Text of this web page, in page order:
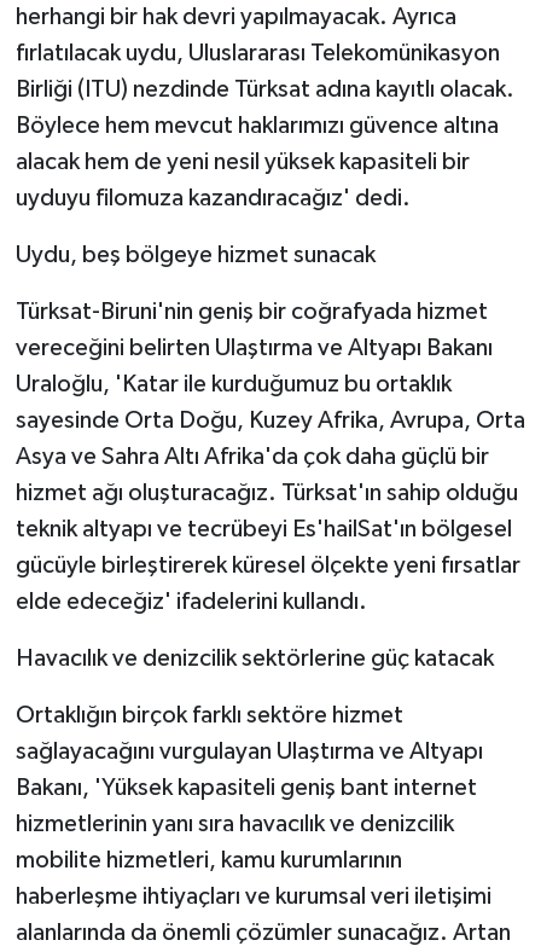
herhangi bir hak devri yapılmayacak. Ayrıca
fırlatılacak uydu, Uluslararası Telekomünikasyon
Birliği (ITU) nezdinde Türksat adına kayıtlı olacak.
Böylece hem mevcut haklarımızı güvence altına
alacak hem de yeni nesil yüksek kapasiteli bir
uyduyu filomuza kazandıracağız' dedi.
Uydu, beş bölgeye hizmet sunacak
Türksat-Biruni'nin geniş bir coğrafyada hizmet
vereceğini belirten Ulaştırma ve Altyapı Bakanı
Uraloğlu, 'Katar ile kurduğumuz bu ortaklık
sayesinde Orta Doğu, Kuzey Afrika, Avrupa, Orta
Asya ve Sahra Altı Afrika'da çok daha güçlü bir
hizmet ağı oluşturacağız. Türksat'ın sahip olduğu
teknik altyapı ve tecrübeyi Es'hailSat'ın bölgesel
gücüyle birleştirerek küresel ölçekte yeni fırsatlar
elde edeceğiz' ifadelerini kullandı.
Havacılık ve denizcilik sektörlerine güç katacak
Ortaklığın birçok farklı sektöre hizmet
sağlayacağını vurgulayan Ulaştırma ve Altyapı
Bakanı, 'Yüksek kapasiteli geniş bant internet
hizmetlerinin yanı sıra havacılık ve denizcilik
mobilite hizmetleri, kamu kurumlarının
haberleşme ihtiyaçları ve kurumsal veri iletişimi
alanlarında da önemli çözümler sunacağız. Artan